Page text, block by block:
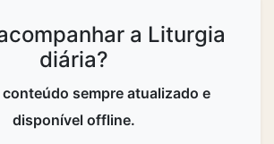
a Liturgia
diária?
conteúdo sempre atualizado e
disponível offline.